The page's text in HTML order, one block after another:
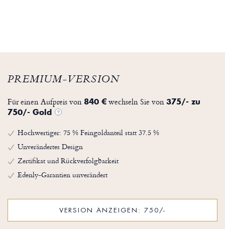
PREMIUM-VERSION
Für einen Aufpreis von 840 €wechseln Sie von 375/- zu
750/- Gold
?
Hochwertiger: 75 % Feingoldanteil statt 37.5 %
Unverändertes Design
Zertifikat und Rückverfolgbarkeit
Edenly-Garantien unverändert
VERSION ANZEIGEN: 750/-